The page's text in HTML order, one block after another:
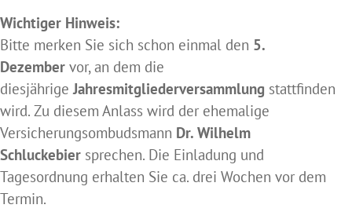
Wichtiger Hinweis:
Bitte merken Sie sich schon einmal den 5.
Dezember vor, an dem die
diesjährigeJahresmitgliederversammlung stattfinden
wird. Zu diesem Anlass wird der ehemalige
Versicherungsombudsmann Dr. Wilhelm
Schluckebier sprechen. Die Einladung und
Tagesordnung erhalten Sie ca. drei Wochen vor dem
Termin.